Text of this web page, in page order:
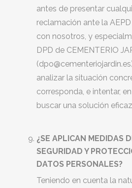
antes de presentar
reclamación ante la
con nosotros, y
DPD de CEMENTERIO
analizar la situación
corresponda, e intentar,
buscar una solución
¿SE APLICAN MEDIDAS
SEGURIDAD Y
DATOS PERSONALES?
Teniendo en cuenta la